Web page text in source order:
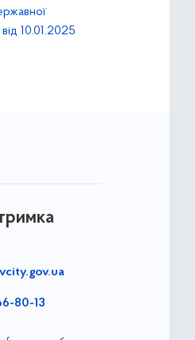
від 10.01.2025
80-13